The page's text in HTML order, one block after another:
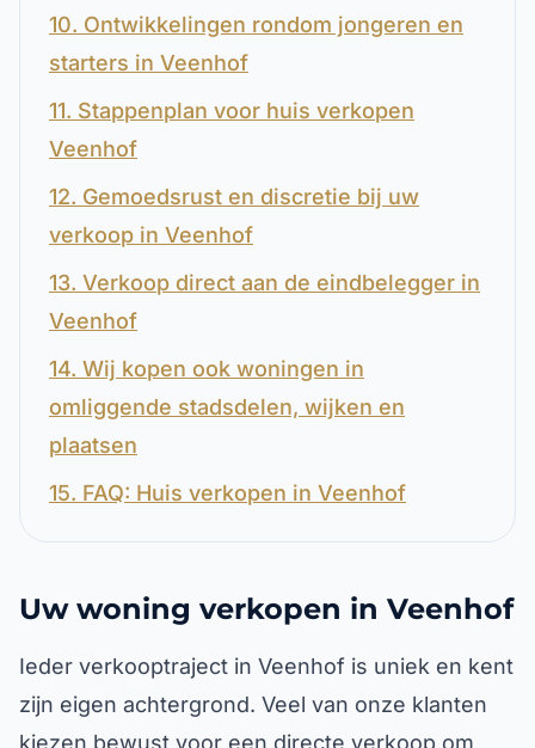
10. Ontwikkelingen rondom jongeren en
starters in Veenhof
11. Stappenplan voor huis verkopen
Veenhof
12. Gemoedsrust en discretie bij uw
verkoop in Veenhof
13. Verkoop direct aan de eindbelegger in
Veenhof
14. Wij kopen ook woningen in
omliggende stadsdelen, wijken en
plaatsen
15. FAQ: Huis verkopen in Veenhof
Uw woning verkopen in Veenhof
Ieder verkooptraject in Veenhof is uniek en kent
zijn eigen achtergrond. Veel van onze klanten
kiezen bewust voor een directe verkoop om